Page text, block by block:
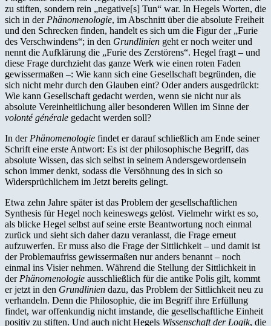
zu stiften, sondern rein „negative[s] Tun“ war. In Hegels Worten, die
sich in der Phänomenologie, im Abschnitt über die absolute Freiheit
und den Schrecken finden, handelt es sich um die Figur der „Furie
des Verschwindens“; in den Grundlinien geht er noch weiter und
nennt die Aufklärung die „Furie des Zerstörens“. Hegel fragt – und
diese Frage durchzieht das ganze Werk wie einen roten Faden
gewissermaßen –: Wie kann sich eine Gesellschaft begründen, die
sich nicht mehr durch den Glauben eint? Oder anders ausgedrückt:
Wie kann Gesellschaft gedacht werden, wenn sie nicht nur als
absolute Vereinheitlichung aller besonderen Willen im Sinne der
volonté générale gedacht werden soll?
In der Phänomenologie findet er darauf schließlich am Ende seiner
Schrift eine erste Antwort: Es ist der philosophische Begriff, das
absolute Wissen, das sich selbst in seinem Andersgewordensein
schon immer denkt, sodass die Versöhnung des in sich so
Widersprüchlichem im Jetzt bereits gelingt.
Etwa zehn Jahre später ist das Problem der gesellschaftlichen
Synthesis für Hegel noch keineswegs gelöst. Vielmehr wirkt es so,
als blicke Hegel selbst auf seine erste Beantwortung noch einmal
zurück und sieht sich daher dazu veranlasst, die Frage erneut
aufzuwerfen. Er muss also die Frage der Sittlichkeit – und damit ist
der Problemaufriss gewissermaßen nur anders benannt – noch
einmal ins Visier nehmen. Während die Stellung der Sittlichkeit in
der Phänomenologie ausschließlich für die antike Polis gilt, kommt
er jetzt in den Grundlinien dazu, das Problem der Sittlichkeit neu zu
verhandeln. Denn die Philosophie, die im Begriff ihre Erfüllung
findet, war offenkundig nicht imstande, die gesellschaftliche Einheit
positiv zu stiften. Und auch nicht Hegels Wissenschaft der Logik, die